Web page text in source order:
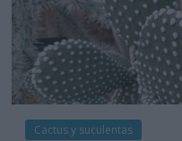
Cactus y suculentas